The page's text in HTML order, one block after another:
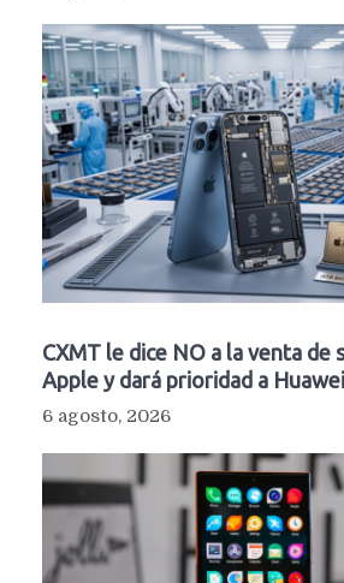
CXMT le dice NO a la venta de
Apple y dará prioridad a
6 agosto, 2026